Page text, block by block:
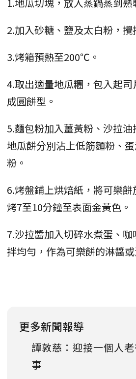
2.加入砂糖、鹽及太白粉，攪
3.烤箱預熱至200℃。
4.取出適量地瓜糰，包入起
成圓餅型。
5.麵包粉加入薑黃粉、沙拉
地瓜餅分別沾上低筋麵粉、
粉。
6.烤盤鋪上烘焙紙，將可樂
烤7至10分鐘至表面金黃色。
7.沙拉醬加入切碎水煮蛋、
拌均勻，作為可樂餅的淋醬或
更多新聞報導
譚敦慈：迎接一個人
事